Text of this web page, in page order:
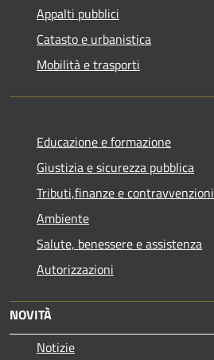
Appalti pubblici
Catasto e urbanistica
Mobilità e trasporti
Educazione e formazione
Giustizia e sicurezza pubblica
Tributi,finanze e contravvenzioni
Ambiente
Salute, benessere e assistenza
Autorizzazioni
NOVITÀ
Notizie